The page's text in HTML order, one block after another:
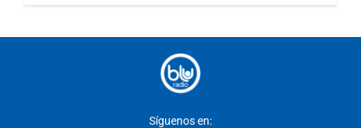
Síguenos en: